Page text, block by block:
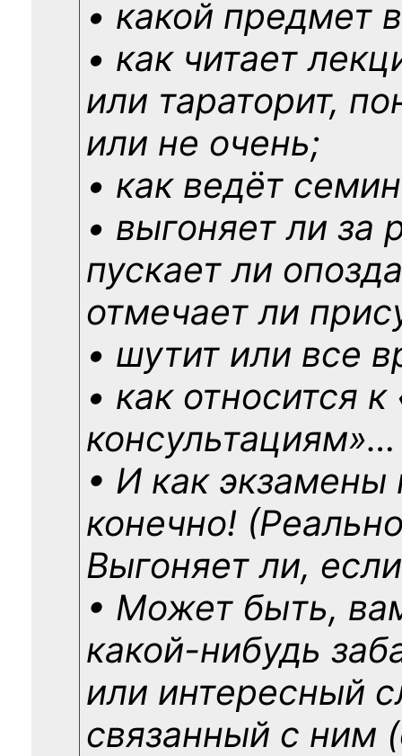
• какой предмет
• как читает
или тараторит,
или не очень;
• как ведёт
• выгоняет ли за
пускает ли
отмечает ли
• шутит или все
• как относится
консультациям»…
• И как экзамены
конечно!
Выгоняет ли,
• Может быть,
какой-нибудь
или интересный
связанный с ним